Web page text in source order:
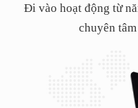
Đi vào hoạt động từ
chuyên